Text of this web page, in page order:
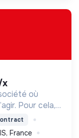
x
où
Pour cela,
lieux
à tous.
France